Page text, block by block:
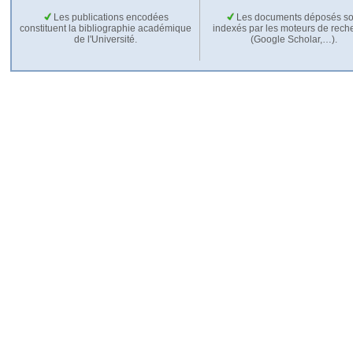
Les publications encodées
constituent la bibliographie académique
de l'Université.
Les documents déposés
indexés par les moteurs de
(Google Scholar,…).